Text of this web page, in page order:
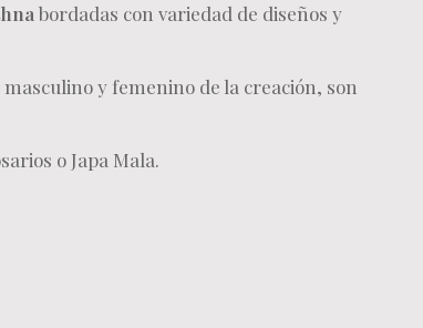
bordadas con variedad de diseños y
y femenino de la creación, son
o Japa Mala.